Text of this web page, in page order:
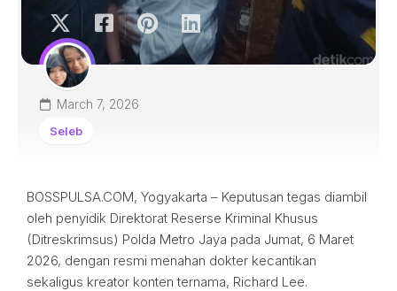
March 7, 2026
Seleb
BOSSPULSA.COM, Yogyakarta – Keputusan tegas diambil
oleh penyidik Direktorat Reserse Kriminal Khusus
(Ditreskrimsus) Polda Metro Jaya pada Jumat, 6 Maret
2026, dengan resmi menahan dokter kecantikan
sekaligus kreator konten ternama, Richard Lee.